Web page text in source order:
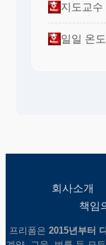
지도교수
일일 온
회사소개
책임
프리폼은 2015년부터